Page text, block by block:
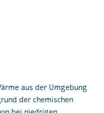
aus der Umgebung
der chemischen